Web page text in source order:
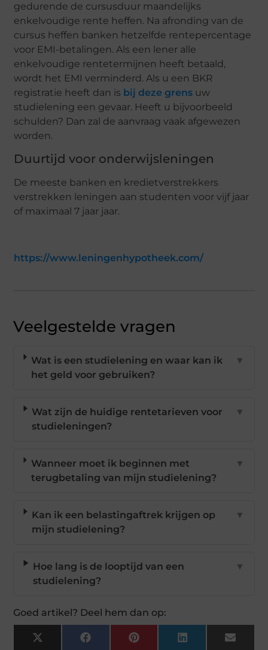
gedurende de cursusduur maandelijks
enkelvoudige rente heffen. Na afronding van de
cursus heffen banken hetzelfde rentepercentage
voor EMI-betalingen. Als een lener alle
enkelvoudige rentetermijnen heeft betaald,
wordt het EMI verminderd. Als u een BKR
registratie heeft dan is bij deze grens uw
studielening een gevaar. Heeft u bijvoorbeeld
schulden? Dan zal de aanvraag vaak afgewezen
worden.
Duurtijd voor onderwijsleningen
De meeste banken en kredietverstrekkers
verstrekken leningen aan studenten voor vijf jaar
of maximaal 7 jaar jaar.
https://www.leningenhypotheek.com/
Veelgestelde vragen
Wat is een studielening en waar kan ik
het geld voor gebruiken?
▼
Wat zijn de huidige rentetarieven voor
studieleningen?
▼
Wanneer moet ik beginnen met
terugbetaling van mijn studielening?
▼
Kan ik een belastingaftrek krijgen op
mijn studielening?
▼
Hoe lang is de looptijd van een
studielening?
▼
Goed artikel? Deel hem dan op:
X
FacebookPinterestLinkedIn Email